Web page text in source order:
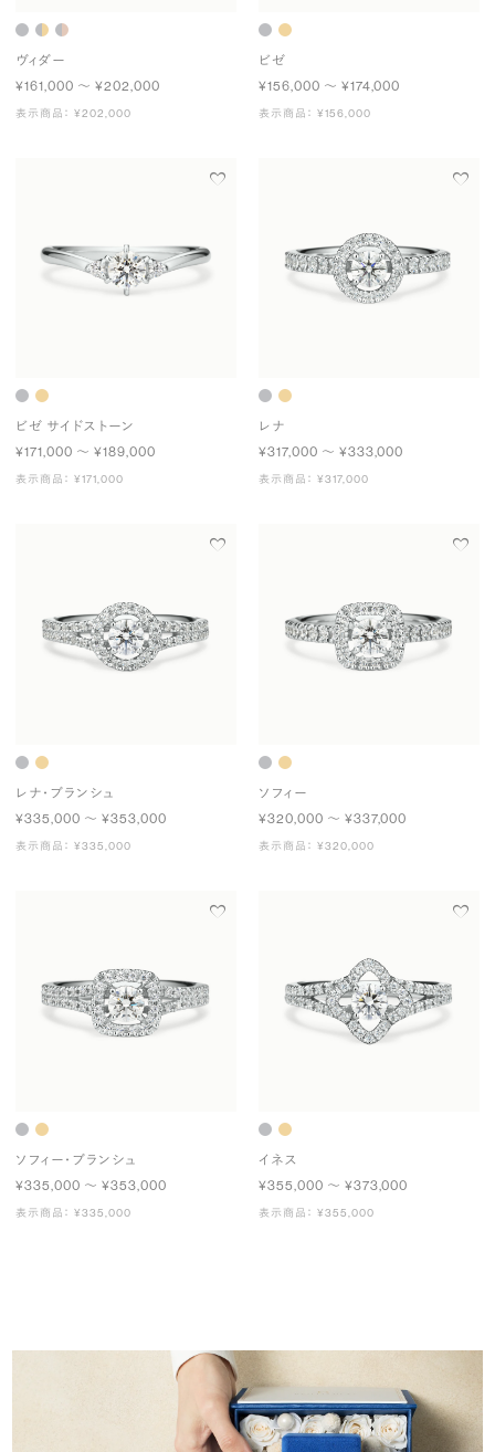
ヴィダー
¥161,000 〜 ¥202,000
表示商品： ¥202,000
ビゼ
¥156,000 〜 ¥174,000
表示商品： ¥156,000
ビゼ サイドストーン
¥171,000 〜 ¥189,000
表示商品： ¥171,000
レナ
¥317,000 〜 ¥333,000
表示商品： ¥317,000
レナ・ブランシュ
¥335,000 〜 ¥353,000
表示商品： ¥335,000
ソフィー
¥320,000 〜 ¥337,000
表示商品： ¥320,000
ソフィー・ブランシュ
¥335,000 〜 ¥353,000
表示商品： ¥335,000
イネス
¥355,000 〜 ¥373,000
表示商品： ¥355,000